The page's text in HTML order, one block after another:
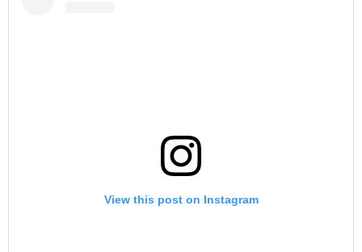
View this post on Instagram